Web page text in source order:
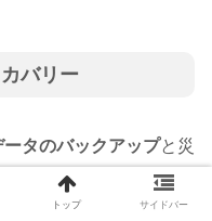
バリー
ータのバックアップと災
います。定期的にバッ
速やかにデータを復元
トップ サイドバー